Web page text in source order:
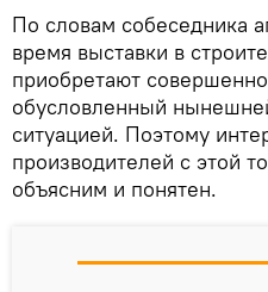
По словам собеседника
время выставки в
приобретают
обусловленный
ситуацией. Поэтому
производителей с этой
объясним и понятен.